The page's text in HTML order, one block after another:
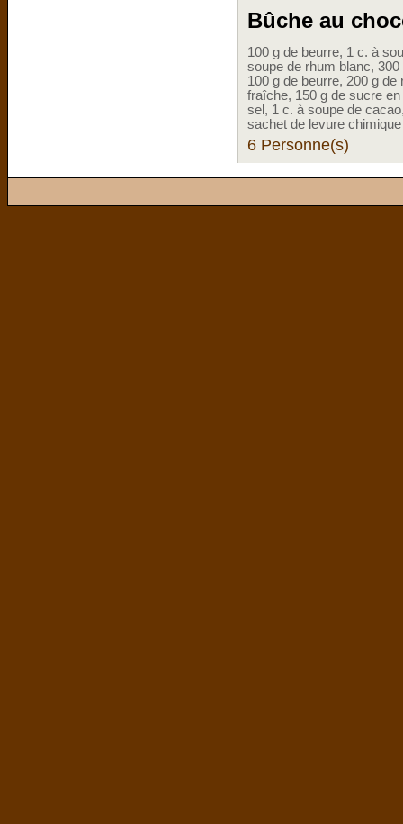
Bûche au
100 g de beurre, 1 c. à
soupe de rhum blanc,
100 g de beurre, 200 g
fraîche, 150 g de sucre
sel, 1 c. à soupe de
sachet de levure chimique
6 Personne(s)